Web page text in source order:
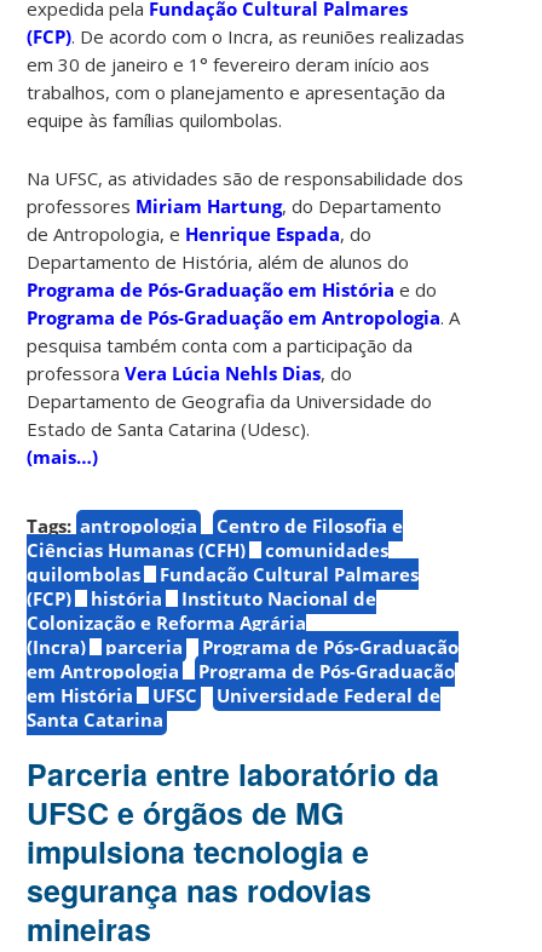
expedida pela Fundação Cultural Palmares
(FCP). De acordo com o Incra, as reuniões realizadas
em 30 de janeiro e 1° fevereiro deram início aos
trabalhos, com o planejamento e apresentação da
equipe às famílias quilombolas.
Na UFSC, as atividades são de responsabilidade dos
professores Miriam Hartung, do Departamento
de Antropologia, e Henrique Espada, do
Departamento de História, além de alunos do
Programa de Pós-Graduação em História e do
Programa de Pós-Graduação em Antropologia. A
pesquisa também conta com a participação da
professoraVera Lúcia Nehls Dias, do
Departamento de Geografia da Universidade do
Estado de Santa Catarina (Udesc).
(mais…)
Tags: antropologia
Centro de Filosofia e
Ciências Humanas (CFH)
comunidades
quilombolas
Fundação Cultural Palmares
(FCP)
história
Instituto Nacional de
Colonização e Reforma Agrária
(Incra)
parceria
Programa de Pós-Graduação
em Antropologia
Programa de Pós-Graduação
em História
UFSC
Universidade Federal de
Santa Catarina
Parceria entre laboratório da
UFSC e órgãos de MG
impulsiona tecnologia e
segurança nas rodovias
mineiras